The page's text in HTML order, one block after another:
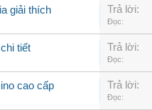
giải thích Trả lời:
Đọc:
tiết Trả lời:
Đọc:
cao cấp Trả lời:
Đọc: